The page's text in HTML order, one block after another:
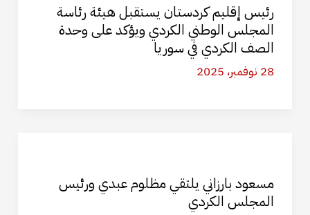
رئيس إقليم كردستان يستقبل هيئة رئاسة
المجلس الوطني الكردي ويؤكد على وحدة
الصف الكردي في سوريا
28 نوفمبر، 2025
مسعود بارزاني يلتقي مظلوم عبدي ورئيس
المجلس الكردي